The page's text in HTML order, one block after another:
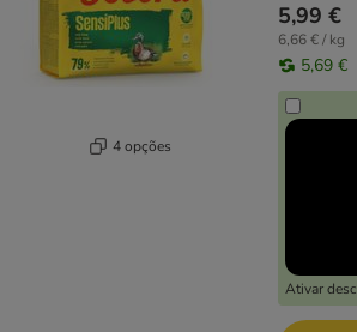
4 opções
5,99 €
6,66 € / kg
5,69 €
Ativar